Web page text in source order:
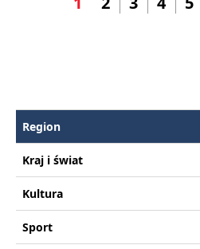
Region
Kraj i świat
Kultura
Sport